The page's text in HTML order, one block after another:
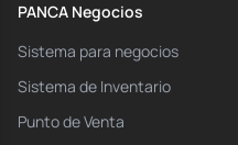
PANCA Negocios
Sistema para negocios
Sistema de Inventario
Punto de Venta